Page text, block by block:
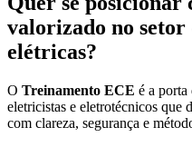
valorizado no setor
elétricas?
O Treinamento ECE é a porta
eletricistas e eletrotécnicos que
com clareza, segurança e